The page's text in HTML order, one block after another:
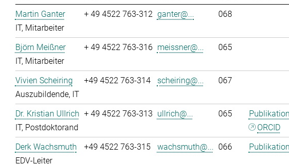
Martin Ganter
IT, Mitarbeiter
+ 49 4522 763-312 ganter@... 068
Björn Meißner
IT, Mitarbeiter
+ 49 4522 763-316 meissner@... 065
Vivien Scheiring
Auszubildende, IT
+49 4522 763-314 scheiring@... 067
Dr. Kristian Ullrich
IT, Postdoktorand
+ 49 4522 763-313 ullrich@... 065
ORCID
Derk Wachsmuth
EDV-Leiter
+49 4522 763-315 wachsmuth@... 066